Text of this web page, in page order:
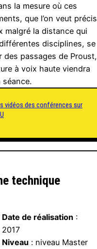
la mesure où ces
que l’on veut précis
malgré la distance qui
disciplines, se
des passages de Proust,
à voix haute viendra
vidéos des conférences sur
technique
Date de réalisation :
2017
Niveau : niveau Master